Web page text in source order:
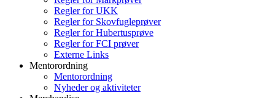
Regler for UKK
Regler for Skovfugleprøver
Regler for Hubertusprøve
Regler for FCI prøver
Externe Links
Mentorordning
Mentorordning
Nyheder og aktiviteter